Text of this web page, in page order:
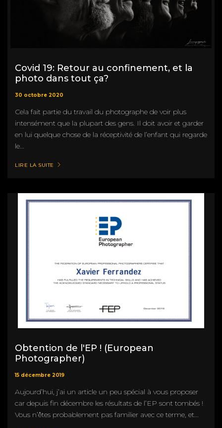
Covid 19: Retour au confinement, et la
photo dans tout ça?
30 octobre 2020
Cela fait partie du travail du photographe de voir plus
intensément que la plupart des gens. Il doit avoir et garder
en lui quelque chose de la réceptivité de l’enfant qui regarde
le...
LIRE LA SUITE
Obtention de l'EP ! (European
Photographer)
15 décembre 2019
Aujourd’hui, j’ai un article un peu spécial à vous proposer
car depuis fin décembre les résultats de l’EP sont tombés !
Vous n’êtes probablement pas familier avec ce terme, et...